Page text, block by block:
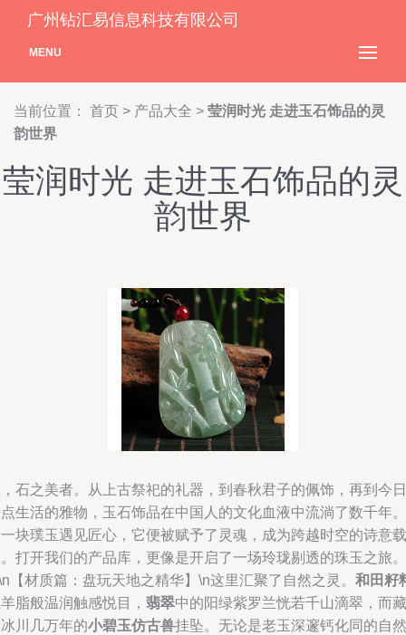
广州钻汇易信息科技有限公司
MENU
当前位置： 首页 > 产品大全 > 莹润时光 走进玉石饰品的灵
韵世界
莹润时光 走进玉石饰品的灵
韵世界
石之美者。从上古祭祀的礼器，到春秋君子的佩饰，再到今日
生活的雅物，玉石饰品在中国人的文化血液中流淌了数千年。
块璞玉遇见匠心，它便被赋予了灵魂，成为跨越时空的诗意载
打开我们的产品库，更像是开启了一场玲珑剔透的珠玉之旅。
【材质篇：盘玩天地之精华】\n这里汇聚了自然之灵。 和田籽
脂般温润触感悦目， 翡翠中的阳绿紫罗兰恍若千山滴翠，而藏
川几万年的小碧玉仿古兽挂坠。无论是老玉深邃钙化同的自然